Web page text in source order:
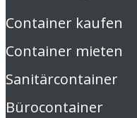
Container kaufen
Container mieten
Sanitärcontainer
Bürocontainer